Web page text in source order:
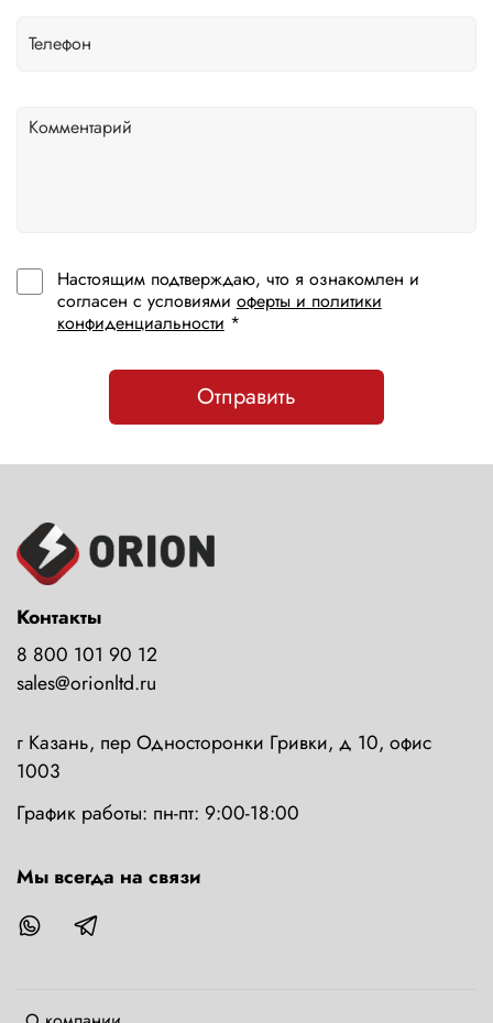
Настоящим подтверждаю, что я ознакомлен и
согласен с условиями оферты и политики
конфиденциальности *
Отправить
Контакты
8 800 101 90 12
sales@orionltd.ru
г Казань, пер Односторонки Гривки, д 10, офис
1003
График работы: пн-пт: 9:00-18:00
Мы всегда на связи